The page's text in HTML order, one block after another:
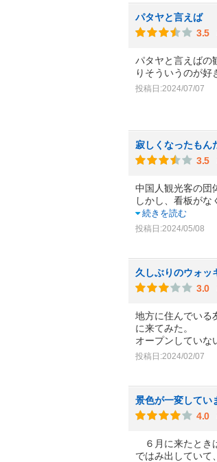
パタヤと言えば
3.5
パタヤと言えばの
りそういうのが好
投稿日:2024/07/07
寂しくなったもん
3.5
中国人観光客の団
しかし、看板がな
続きを読む
投稿日:2024/05/08
久しぶりのウォッ
3.0
地方に住んでいる
に来てみた。
オープンしていな
投稿日:2024/02/07
景色が一変してい
4.0
６月に来たとき
ではみ出していて